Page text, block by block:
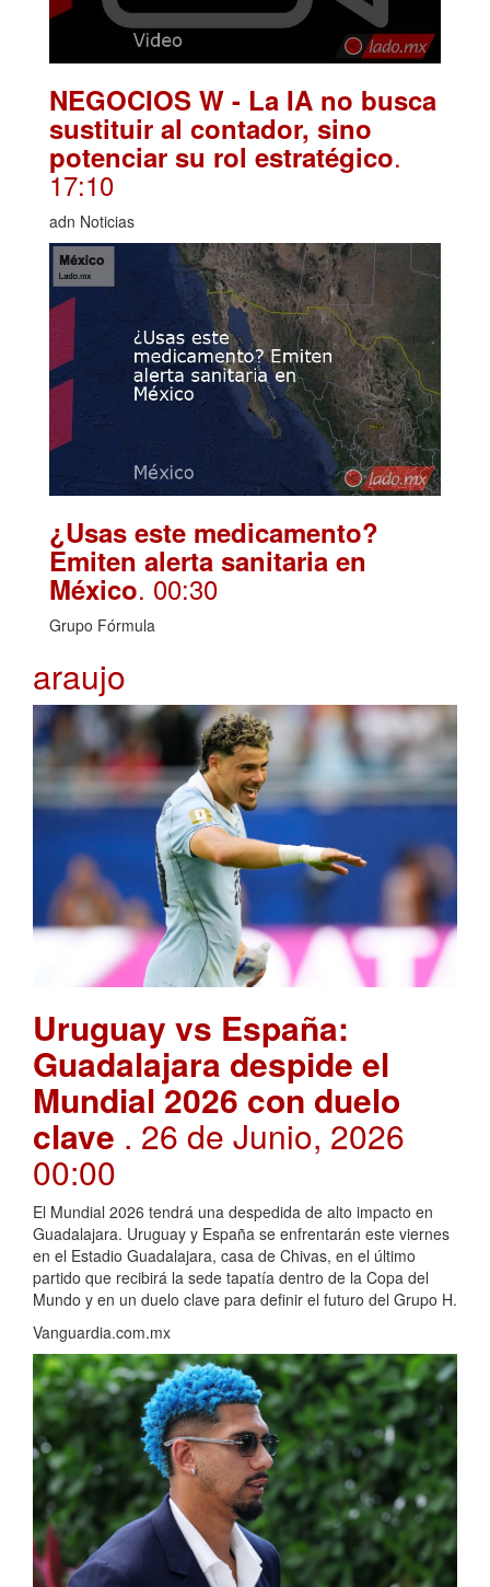
NEGOCIOS W - La IA no busca
sustituir al contador, sino
potenciar su rol estratégico.
17:10
adn Noticias
¿Usas este medicamento?
Emiten alerta sanitaria en
México. 00:30
Grupo Fórmula
araujo
Uruguay vs España:
Guadalajara despide el
Mundial 2026 con duelo
clave . 26 de Junio, 2026
00:00
El Mundial 2026 tendrá una despedida de alto impacto en
Guadalajara. Uruguay y España se enfrentarán este viernes
en el Estadio Guadalajara, casa de Chivas, en el último
partido que recibirá la sede tapatía dentro de la Copa del
Mundo y en un duelo clave para definir el futuro del Grupo H.
Vanguardia.com.mx